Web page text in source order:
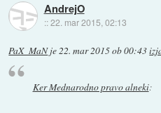
AndrejO
::22. mar 2015, 02:13
PaX_MaNje22. mar 2015 ob 00:43
Ker Mednarodno pravo alneki: